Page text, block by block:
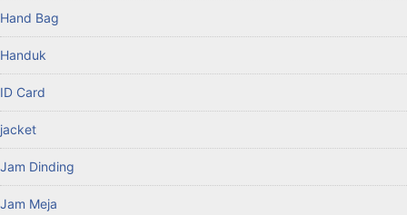
Hand Bag
Handuk
ID Card
jacket
Jam Dinding
Jam Meja